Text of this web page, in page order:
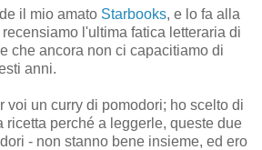
il mio amato Starbooks, e lo fa alla
l'ultima fatica letteraria di
che ancora non ci capacitiamo di
anni.
voi un curry di pomodori; ho scelto di
ricetta perché a leggerle, queste due
- non stanno bene insieme, ed ero